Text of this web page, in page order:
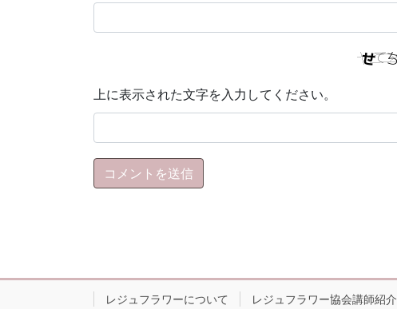
上に表示された文字を入力してください。
レジュフラワーについて レジュフラワー協会講師紹介